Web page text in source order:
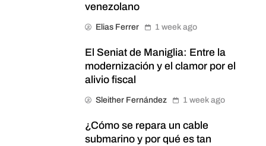
venezolano
Elias Ferrer 1 week ago
El Seniat de Maniglia: Entre la
modernización y el clamor por el
alivio fiscal
Sleither Fernández 1 week ago
¿Cómo se repara un cable
submarino y por qué es tan